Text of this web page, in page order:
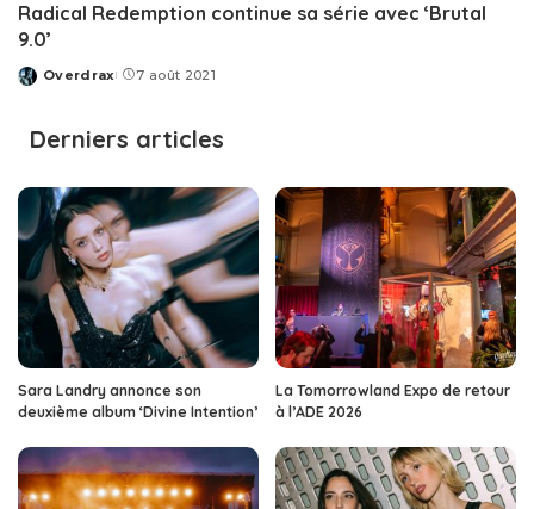
Radical Redemption continue sa série avec ‘Brutal
9.0’
Posted
Overdrax 7 août 2021
Derniers articles
Sara Landry annonce son
deuxième album ‘Divine Intention’
La Tomorrowland Expo de retour
à l’ADE 2026